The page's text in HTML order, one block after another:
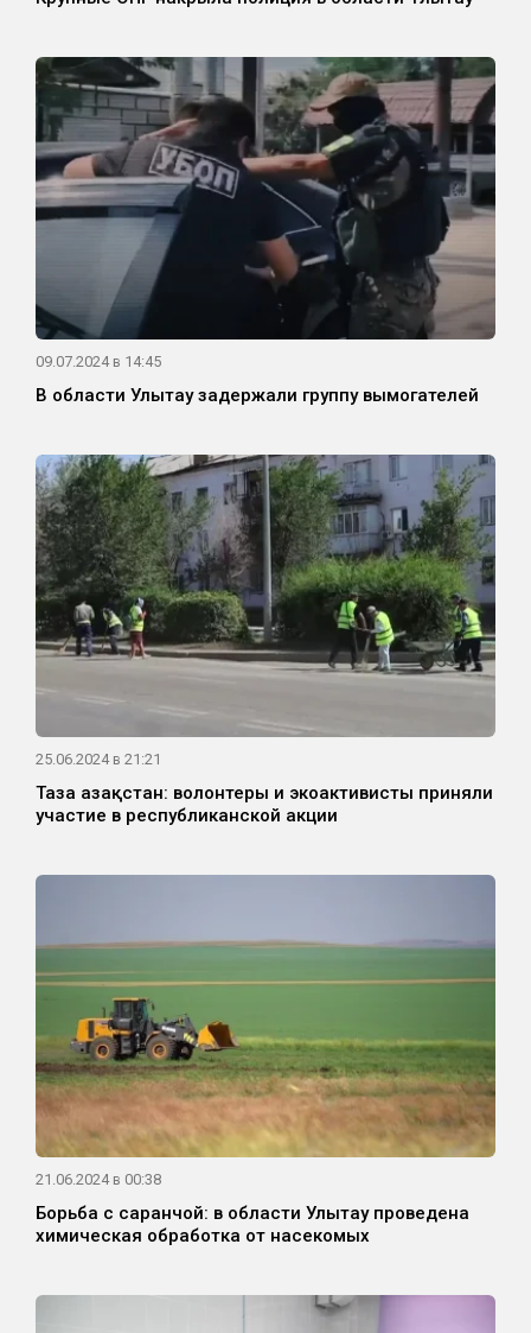
09.07.2024 в 14:45
В области Улытау задержали группу вымогателей
25.06.2024 в 21:21
Таза Қазақстан: волонтеры и экоактивисты приняли
участие в республиканской акции
21.06.2024 в 00:38
Борьба с саранчой: в области Улытау проведена
химическая обработка от насекомых